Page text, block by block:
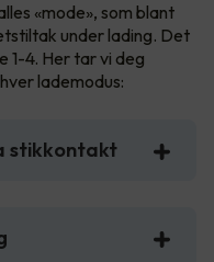
«mode», som blant
under lading. Det
1-4. Her tar vi deg
lademodus:
stikkontakt